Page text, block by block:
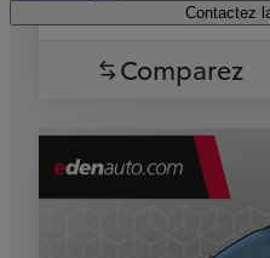
Contactez
Comparez